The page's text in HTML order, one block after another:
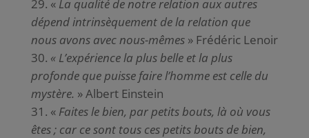
« La qualité de notre relation aux autres
dépend intrinsèquement de la relation que
nous avons avec nous-mêmes » Frédéric Lenoir
« L’expérience la plus belle et la plus
profonde que puisse faire l’homme est celle du
mystère. » Albert Einstein
« Faites le bien, par petits bouts, là où vous
êtes ; car ce sont tous ces petits bouts de bien,